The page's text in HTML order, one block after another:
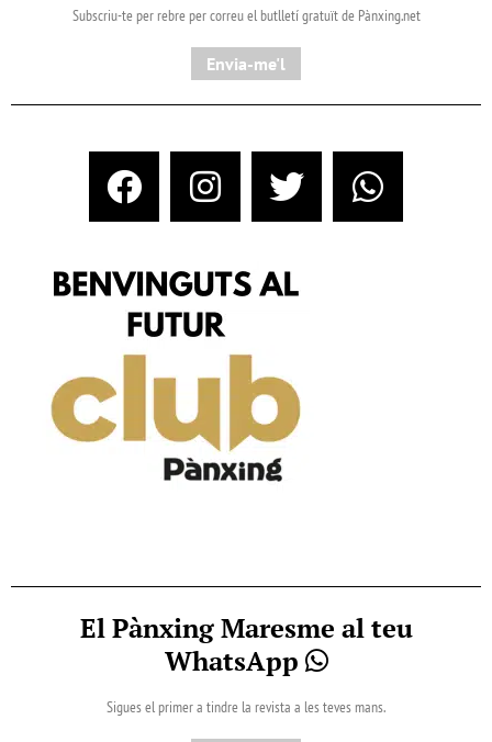
Subscriu-te per rebre per correu el butlletí gratuït de Pànxing.net​
Envia-me'l
El Pànxing Maresme al teu
WhatsApp
Sigues el primer a tindre la revista a les teves mans.